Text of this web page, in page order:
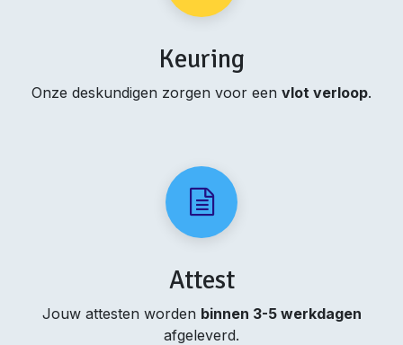
Keuring
Onze deskundigen zorgen voor een vlot verloop.
Attest
Jouw attesten worden binnen 3-5 werkdagen
afgeleverd.